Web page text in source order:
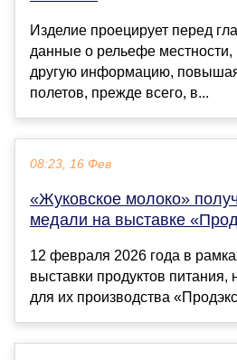
Изделие проецирует перед
данные о рельефе местности,
другую информацию,
полетов, прежде всего, в...
08:23, 16 Фев
«Жуковское молоко»
медали на выставке
12 февраля 2026 года в
выставки продуктов питания,
для их производства